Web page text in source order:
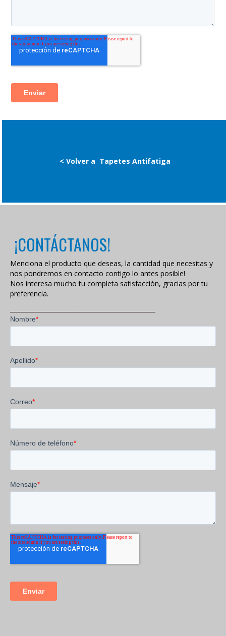
< Volver a Tapetes Antifatiga
¡CONTÁCTANOS!
Menciona el producto que deseas, la cantidad que necesitas y
nos pondremos en contacto contigo lo antes posible!
Nos interesa mucho tu completa satisfacción, gracias por tu
preferencia.